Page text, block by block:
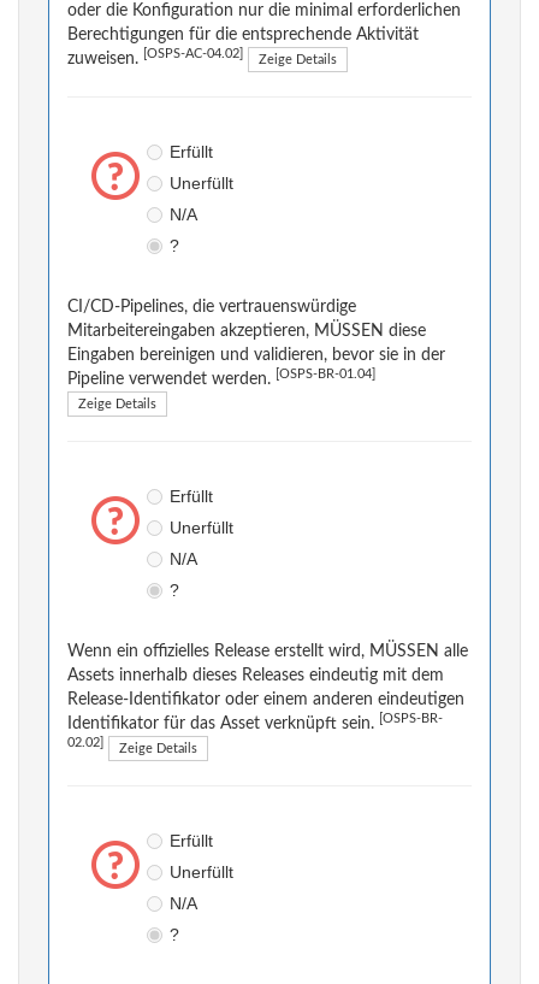
oder die Konfiguration nur die minimal erforderlichen
Berechtigungen für die entsprechende Aktivität
zuweisen.
[OSPS-AC-04.02] Zeige Details
Erfüllt
Unerfüllt
N/A
?
CI/CD-Pipelines, die vertrauenswürdige
Mitarbeitereingaben akzeptieren, MÜSSEN diese
Eingaben bereinigen und validieren, bevor sie in der
Pipeline verwendet werden.
[OSPS-BR-01.04]
Zeige Details
Erfüllt
Unerfüllt
N/A
?
Wenn ein offizielles Release erstellt wird, MÜSSEN alle
Assets innerhalb dieses Releases eindeutig mit dem
Release-Identifikator oder einem anderen eindeutigen
Identifikator für das Asset verknüpft sein.
[OSPS-BR-
02.02] Zeige Details
Erfüllt
Unerfüllt
N/A
?